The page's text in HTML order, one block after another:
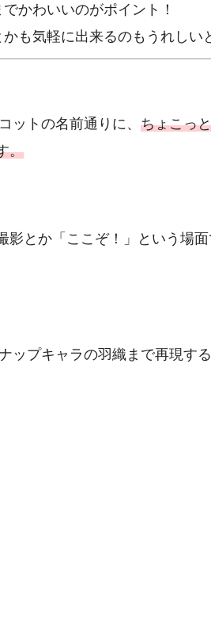
かわいいのがポイント！
も気軽に出来るのもうれしい
トの名前通りに、 ちょこっ
。
とか「ここぞ！」という場
ップキャラの羽織まで再現す